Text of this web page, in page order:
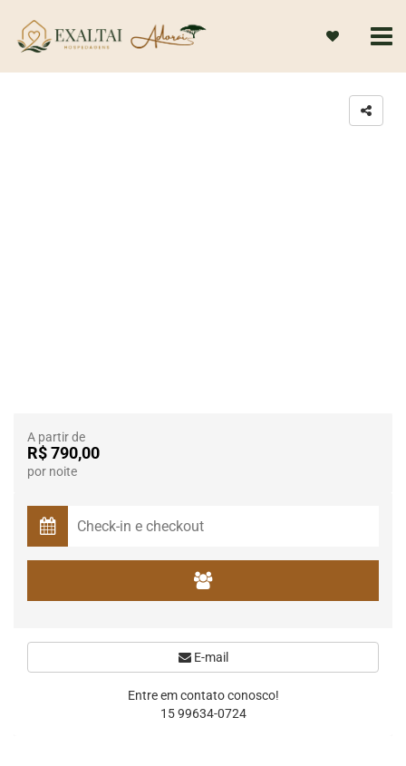
A partir de
R$ 790,00
por noite
E-mail
Entre em contato conosco!
15 99634-0724